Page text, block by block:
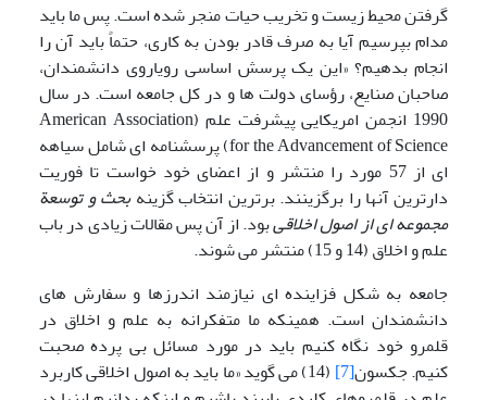
گرفتن محیط زیست و تخریب حیات منجر شده است. پس ما باید
مدام بپرسیم آیا به صرف قادر بودن به کاری، حتماً باید آن را
انجام بدهیم؟ «این یک پرسش اساسی رویاروی دانشمندان،
صاحبان صنایع، رؤسای دولت ها و در کل جامعه است. در سال
1990 انجمن امریکایی پیشرفت علم (American Association
for the Advancement of Science) پرسشنامه ای شامل سیاهه
ای از 57 مورد را منتشر و از اعضای خود خواست تا فوریت
دارترین آنها را برگزینند. برترین انتخاب گزینهبحث و توسعة
مجموعه ای از اصول اخلاقیبود. از آن پس مقالات زیادی در باب
علم و اخلاق (14 و 15) منتشر می شوند.
جامعه به شکل فزاینده ای نیازمند اندرزها و سفارش های
دانشمندان است. همینکه ما متفکرانه به علم و اخلاق در
قلمرو خود نگاه کنیم باید در مورد مسائل بی پرده صحبت
کنیم. جکسون[7]
(14) می گوید «ما باید به اصول اخلاقی کاربرد